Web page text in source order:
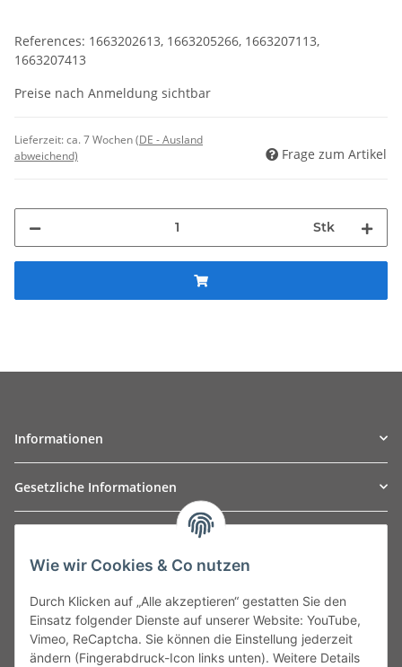
References: 1663202613, 1663205266, 1663207113,
1663207413
Preise nach Anmeldung sichtbar
Lieferzeit:ca. 7 Wochen(DE - Ausland
abweichend)
Frage zum Artikel
Stk
Informationen
Gesetzliche Informationen
Leibnizstraße 2a
Germany
Phone:+49 40 5287270
Fax:+49 40 5281050
Wie wir Cookies & Co nutzen
Durch Klicken auf „Alle akzeptieren“ gestatten Sie den
Einsatz folgender Dienste auf unserer Website: YouTube,
Vimeo, ReCaptcha. Sie können die Einstellung jederzeit
ändern (Fingerabdruck-Icon links unten). Weitere Details